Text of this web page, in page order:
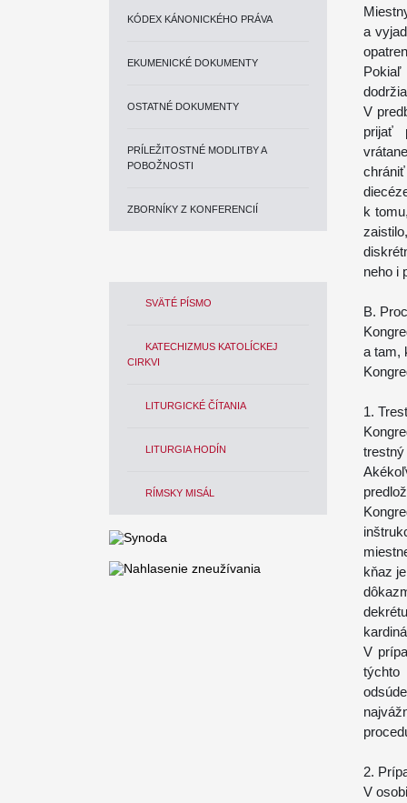
KÓDEX KÁNONICKÉHO PRÁVA
EKUMENICKÉ DOKUMENTY
OSTATNÉ DOKUMENTY
PRÍLEŽITOSTNÉ MODLITBY A
POBOŽNOSTI
ZBORNÍKY Z KONFERENCIÍ
SVÄTÉ PÍSMO
KATECHIZMUS KATOLÍCKEJ
CIRKVI
LITURGICKÉ ČÍTANIA
LITURGIA HODÍN
RÍMSKY MISÁL
a
Pokiaľ
V
prijať
k
neho i
B.
a tam,
1.
kňaz
V
týchto
2.
V